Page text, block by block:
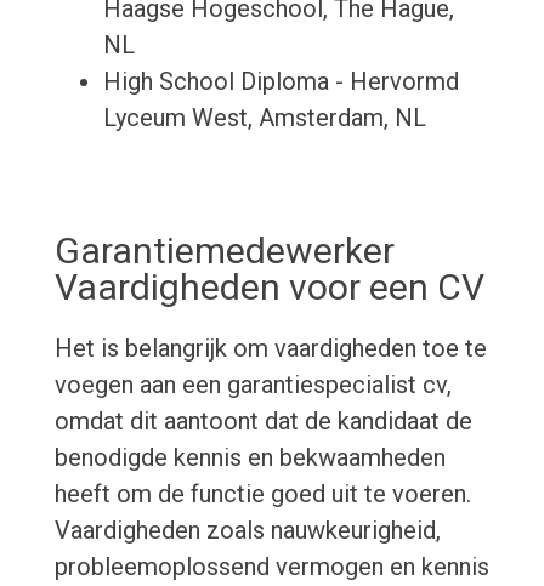
Haagse Hogeschool, The Hague,
NL
High School Diploma - Hervormd
Lyceum West, Amsterdam, NL
Garantiemedewerker
Vaardigheden voor een CV
Het is belangrijk om vaardigheden toe te
voegen aan een garantiespecialist cv,
omdat dit aantoont dat de kandidaat de
benodigde kennis en bekwaamheden
heeft om de functie goed uit te voeren.
Vaardigheden zoals nauwkeurigheid,
probleemoplossend vermogen en kennis